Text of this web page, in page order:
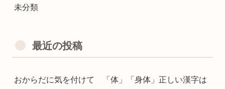
未分類
最近の投稿
おからだに気を付けて 「体」「身体」正しい漢字は